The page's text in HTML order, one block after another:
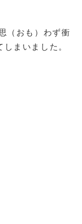
（おも）わず衝
まいました。